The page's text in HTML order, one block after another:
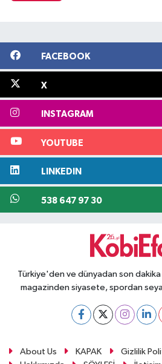
FACEBOOK
X
INSTAGRAM
YOUTUBE
LINKEDIN
538 647 97 30
Türkiye'den ve dünyadan son dakika
magazinden siyasete, spordan
About Us KAPAK Gizlilik